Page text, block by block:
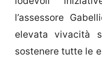
l’assessore
elevata vivacità
sostenere tutte le